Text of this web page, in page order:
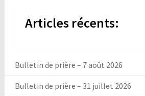
Articles récents:
Bulletin de prière – 7 août 2026
Bulletin de prière – 31 juillet 2026